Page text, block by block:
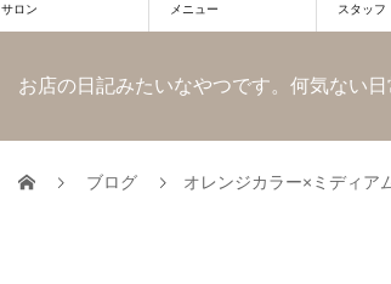
サロン メニュー スタッフ
お店の日記みたいなやつです。何気ない
ブログ オレンジカラー×ミディア